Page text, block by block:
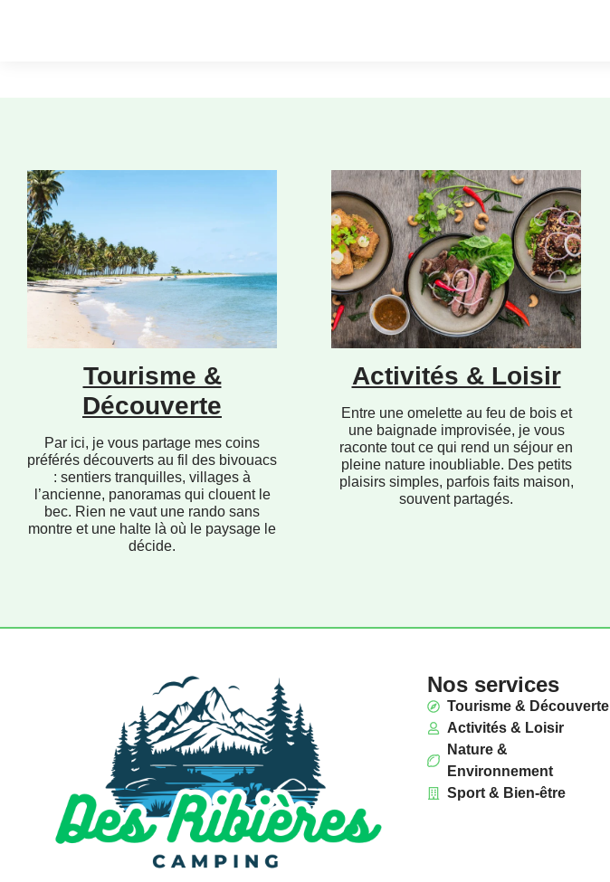
Tourisme &
Découverte
Par ici, je vous partage mes coins
préférés découverts au fil des bivouacs
: sentiers tranquilles, villages à
l’ancienne, panoramas qui clouent le
bec. Rien ne vaut une rando sans
montre et une halte là où le paysage le
décide.
Activités & Loisir
Entre une omelette au feu de bois et
une baignade improvisée, je vous
raconte tout ce qui rend un séjour en
pleine nature inoubliable. Des petits
plaisirs simples, parfois faits maison,
souvent partagés.
Nos services
Tourisme & Découverte
Activités & Loisir
Nature &
Environnement
Sport & Bien-être